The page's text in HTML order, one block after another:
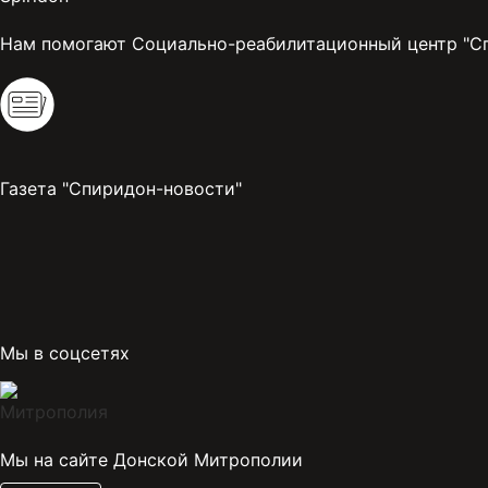
Нам помогают Социально-реабилитационный центр
Газета "Спиридон-новости"
Мы в соцсетях
Мы на сайте Донской Митрополии